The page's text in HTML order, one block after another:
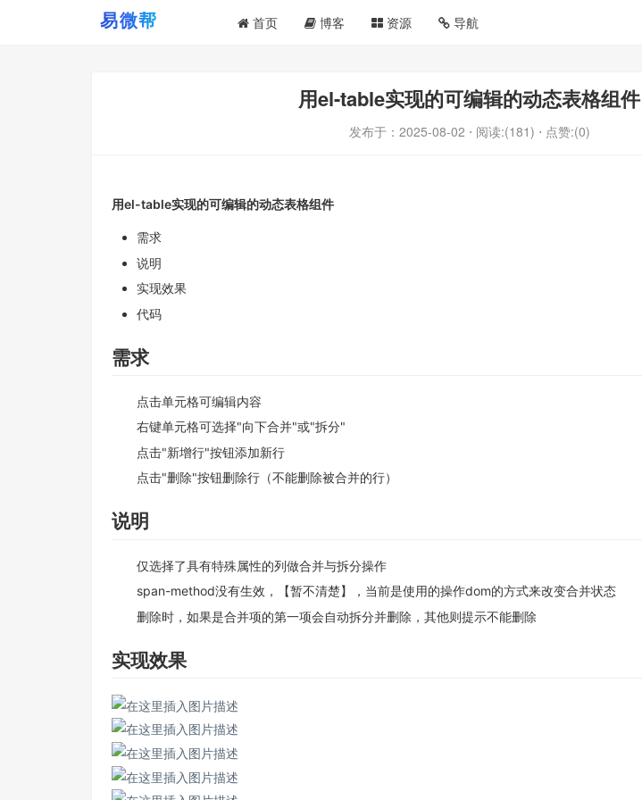
首页 博客 资源 导航
用el-table实现的可编辑的动态表格组件
发布于： 2025-08-02 ⋅ 阅读:(181) ⋅ 点赞:(0)
用el-table实现的可编辑的动态表格组件
需求
说明
实现效果
代码
需求
点击单元格可编辑内容
右键单元格可选择"向下合并"或"拆分"
点击"新增行"按钮添加新行
点击"删除"按钮删除行（不能删除被合并的行）
说明
仅选择了具有特殊属性的列做合并与拆分操作
span-method没有生效，【暂不清楚】，当前是使用的操作dom的方式来改变合并状态
删除时，如果是合并项的第一项会自动拆分并删除，其他则提示不能删除
实现效果